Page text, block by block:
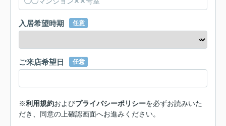
入居希望時期 任意
ご来店希望日 任意
※利用規約およびプライバシーポリシーを必ずお読みいた
だき、同意の上確認画面へお進みください。